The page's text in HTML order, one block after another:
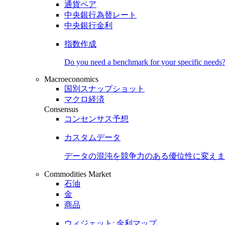
通貨ペア
中央銀行為替レート
中央銀行金利
指数作成
Do you need a benchmark for your specific needs?
Macroeconomics
国別スナップショット
マクロ経済
Consensus
コンセンサス予想
カスタムデータ
データの混沌を競争力のある優位性に変え
Commodities Market
石油
金
商品
ウィジェット: 金利マップ